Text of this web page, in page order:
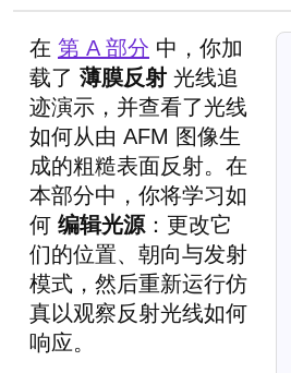
在 第 A 部分 中，你加
载了 薄膜反射 光线追
迹演示，并查看了光线
如何从由 AFM 图像生
成的粗糙表面反射。在
本部分中，你将学习如
何 编辑光源 ：更改它
们的位置、朝向与发射
模式，然后重新运行仿
真以观察反射光线如何
响应。